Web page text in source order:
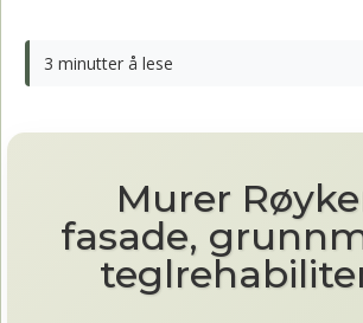
3 minutter å lese
Murer
fasade,